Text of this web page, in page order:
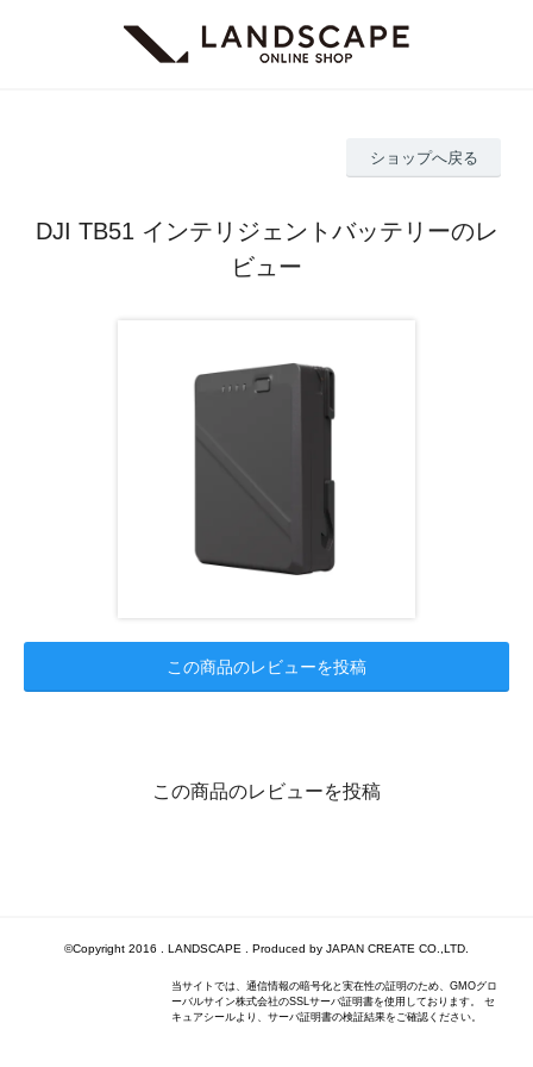
ショップへ戻る
DJI TB51 インテリジェントバッテリーのレ
ビュー
この商品のレビューを投稿
この商品のレビューを投稿
©Copyright 2016 . LANDSCAPE . Produced by JAPAN CREATE CO.,LTD.
当サイトでは、通信情報の暗号化と実在性の証明のため、GMOグロ
ーバルサイン株式会社のSSLサーバ証明書を使用しております。 セ
キュアシールより、サーバ証明書の検証結果をご確認ください。